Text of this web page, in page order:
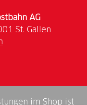
AG
im Shop ist